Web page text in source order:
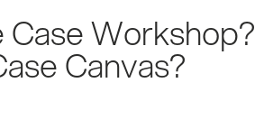
Case Workshop?
Canvas?